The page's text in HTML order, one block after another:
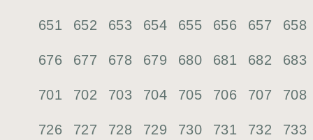
651 652 653 654 655 656 657 658
676 677 678 679 680 681 682 683
701 702 703 704 705 706 707 708
726 727 728 729 730 731 732 733